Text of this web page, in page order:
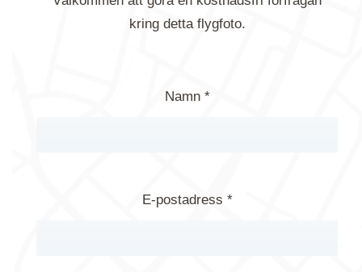
kring detta flygfoto.
Namn *
E-postadress *